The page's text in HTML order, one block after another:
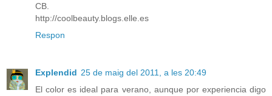
CB.
http://coolbeauty.blogs.elle.es
Respon
Explendid 25 de maig del 2011, a les 20:49
El color es ideal para verano, aunque por experiencia digo